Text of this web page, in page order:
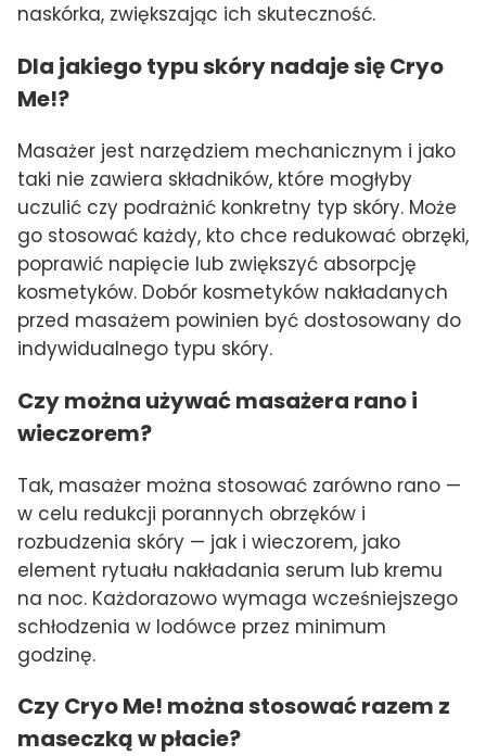
naskórka, zwiększając ich skuteczność.
Dla jakiego typu skóry nadaje się Cryo
Me!?
Masażer jest narzędziem mechanicznym i jako
taki nie zawiera składników, które mogłyby
uczulić czy podrażnić konkretny typ skóry. Może
go stosować każdy, kto chce redukować obrzęki,
poprawić napięcie lub zwiększyć absorpcję
kosmetyków. Dobór kosmetyków nakładanych
przed masażem powinien być dostosowany do
indywidualnego typu skóry.
Czy można używać masażera rano i
wieczorem?
Tak, masażer można stosować zarówno rano —
w celu redukcji porannych obrzęków i
rozbudzenia skóry — jak i wieczorem, jako
element rytuału nakładania serum lub kremu
na noc. Każdorazowo wymaga wcześniejszego
schłodzenia w lodówce przez minimum
godzinę.
Czy Cryo Me! można stosować razem z
maseczką w płacie?